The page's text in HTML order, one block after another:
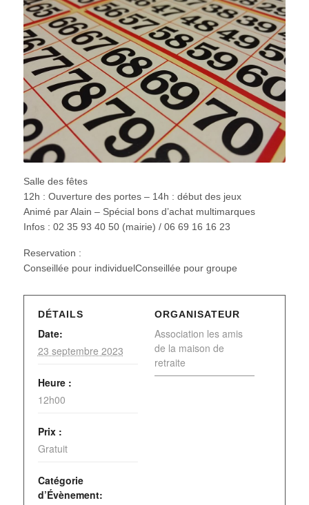
Salle des fêtes
12h : Ouverture des portes – 14h : début des jeux
Animé par Alain – Spécial bons d’achat multimarques
Infos : 02 35 93 40 50 (mairie) / 06 69 16 16 23
Reservation :
Conseillée pour individuelConseillée pour groupe
DÉTAILS
Date:
23 septembre 2023
Heure :
12h00
Prix :
Gratuit
Catégorie
d’Évènement:
ORGANISATEUR
Association les amis
de la maison de
retraite